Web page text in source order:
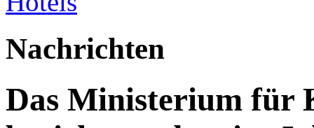
Nachrichten
Das Ministerium für